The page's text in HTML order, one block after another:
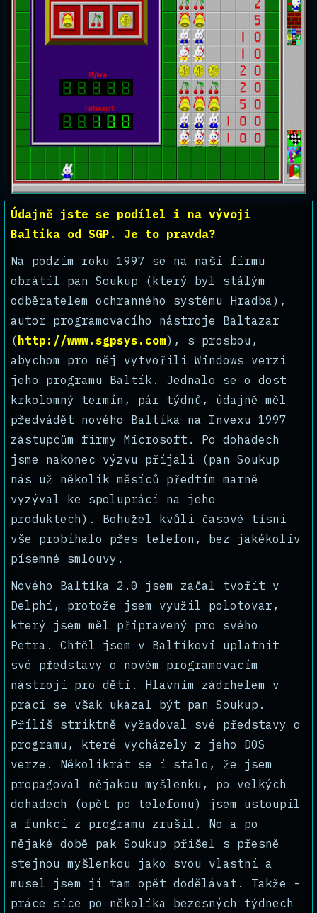
Údajně jste se podílel i na vývoji
Baltíka od SGP. Je to pravda?
Na podzim roku 1997 se na naši firmu
obrátil pan Soukup (který byl stálým
odběratelem ochranného systému Hradba),
autor programovacího nástroje Baltazar
( http://www.sgpsys.com), s prosbou,
abychom pro něj vytvořili Windows verzi
jeho programu Baltík. Jednalo se o dost
krkolomný termín, pár týdnů, údajně měl
předvádět nového Baltíka na Invexu 1997
zástupcům firmy Microsoft. Po dohadech
jsme nakonec výzvu přijali (pan Soukup
nás už několik měsíců předtím marně
vyzýval ke spolupráci na jeho
produktech). Bohužel kvůli časové tísni
vše probíhalo přes telefon, bez jakékoliv
písemné smlouvy.
Nového Baltíka 2.0 jsem začal tvořit v
Delphi, protože jsem využil polotovar,
který jsem měl připravený pro svého
Petra. Chtěl jsem v Baltíkovi uplatnit
své představy o novém programovacím
nástroji pro děti. Hlavním zádrhelem v
práci se však ukázal být pan Soukup.
Příliš striktně vyžadoval své představy o
programu, které vycházely z jeho DOS
verze. Několikrát se i stalo, že jsem
propagoval nějakou myšlenku, po velkých
dohadech (opět po telefonu) jsem ustoupil
a funkci z programu zrušil. No a po
nějaké době pak Soukup přišel s přesně
stejnou myšlenkou jako svou vlastní a
musel jsem ji tam opět dodělávat. Takže -
práce sice po několika bezesných týdnech